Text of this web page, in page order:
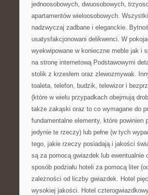
jednoosobowych, dwuosobowych,
apartamentów wieloosobowych.
nadzwyczaj zadbane i eleganckie.
usatysfakcjonowani delikwenci. W
wyekwipowane w konieczne meble jak i
na stronę internetową Podstawowymi
stolik z krzesłem oraz zlewozmywak.
toaleta, telefon, budzik, telewizor i
(które w wielu przypadkach obejmują
także zakąski oraz to co wymagane do
fundamentalne elementy, które
jedynie te rzeczy) lub pełne (w tych
tego, jakie rzeczy posiadają i jakości
są za pomocą gwiazdek lub ewentualnie
sposób podziału hoteli za pomocą liter
zależności od liczby gwiazdek. Hotel
wysokiej jakości. Hotel